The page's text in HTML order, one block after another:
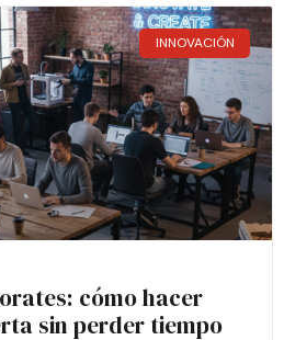
INNOVACIÓN
cómo hacer
sin perder tiempo